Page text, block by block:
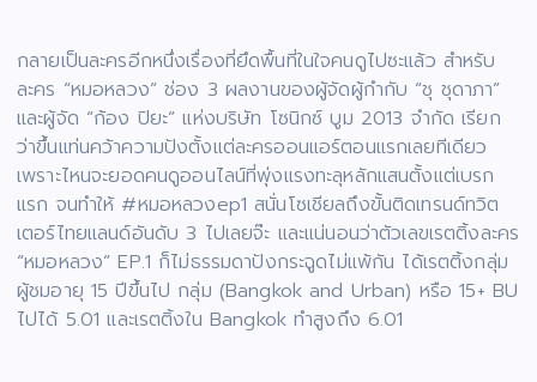
กลายเป็นละครอีกหนึ่งเรื่องที่ยึดพื้นที่ในใจคนดูไปซะแล้ว สำหรับ
ละคร “หมอหลวง” ช่อง 3 ผลงานของผู้จัดผู้กำกับ “ชุ ชุดาภา”
และผู้จัด “ก้อง ปิยะ” แห่งบริษัท โซนิกซ์ บูม 2013 จำกัด เรียก
ว่าขึ้นแท่นคว้าความปังตั้งแต่ละครออนแอร์ตอนแรกเลยทีเดียว
เพราะไหนจะยอดคนดูออนไลน์ที่พุ่งแรงทะลุหลักแสนตั้งแต่เบรก
แรก จนทำให้ #หมอหลวงep1 สนั่นโซเชียลถึงขั้นติดเทรนด์ทวิต
เตอร์ไทยแลนด์อันดับ 3 ไปเลยจ๊ะ และแน่นอนว่าตัวเลขเรตติ้งละคร
“หมอหลวง” EP.1 ก็ไม่ธรรมดาปังกระฉูดไม่แพ้กัน ได้เรตติ้งกลุ่ม
ผู้ชมอายุ 15 ปีขึ้นไป กลุ่ม (Bangkok and Urban) หรือ 15+ BU
ไปได้ 5.01 และเรตติ้งใน Bangkok ทำสูงถึง 6.01